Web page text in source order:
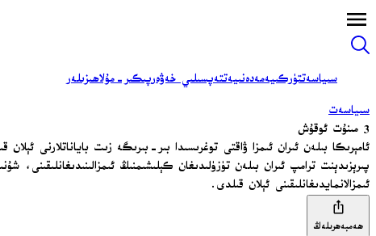
سىياسەتتۈركىيەمەدەنىيەتتەپسىلىي خەۋەرپىكىر-مۇلاھىزىلەر
سىياسەت
3 مىنۇت ئوقۇش
ئامېرىكا بىلەن ئىران ئىمزا ۋاقتى توغرىسىدا بىر-بىرىگە زىت باياناتلارنى ئېلان
ئىمزالانمايدىغانلىقىنى ئېلان قىلدى.
ھەمبەھرىلەڭ